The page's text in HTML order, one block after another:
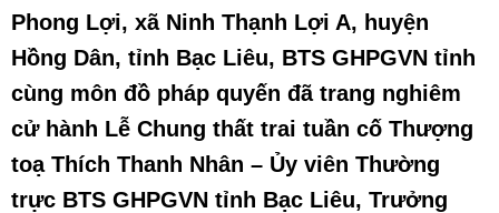
Phong Lợi, xã Ninh Thạnh Lợi A, huyện
Hồng Dân, tỉnh Bạc Liêu, BTS GHPGVN tỉnh
cùng môn đồ pháp quyến đã trang nghiêm
cử hành Lễ Chung thất trai tuần cố Thượng
toạ Thích Thanh Nhân – Ủy viên Thường
trực BTS GHPGVN tỉnh Bạc Liêu, Trưởng